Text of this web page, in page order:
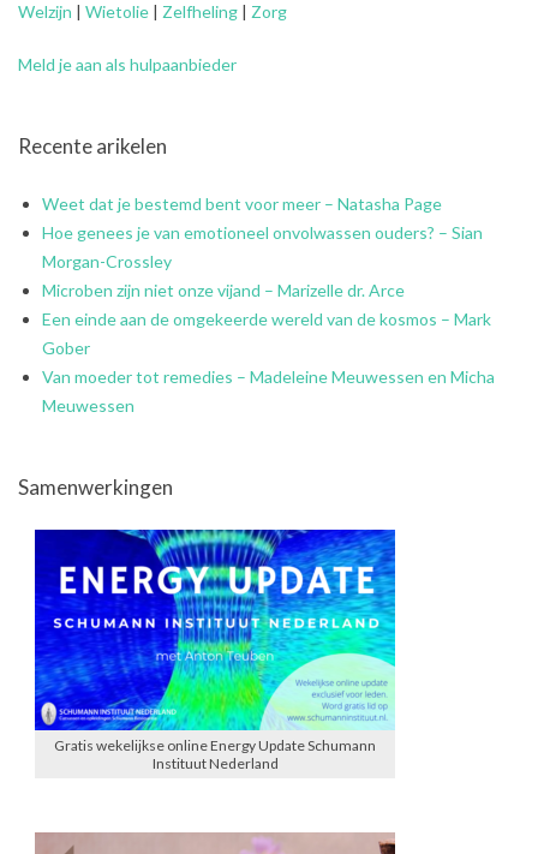
Welzijn | Wietolie | Zelfheling | Zorg
Meld je aan als hulpaanbieder
Recente arikelen
Weet dat je bestemd bent voor meer – Natasha Page
Hoe genees je van emotioneel onvolwassen ouders? – Sian
Morgan-Crossley
Microben zijn niet onze vijand – Marizelle dr. Arce
Een einde aan de omgekeerde wereld van de kosmos – Mark
Gober
Van moeder tot remedies – Madeleine Meuwessen en Micha
Meuwessen
Samenwerkingen
Gratis wekelijkse online Energy Update Schumann
Instituut Nederland